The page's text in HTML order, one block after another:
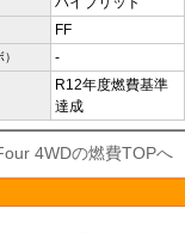
FF
-
R12年度燃費基準
達成
4WDの燃費TOPへ